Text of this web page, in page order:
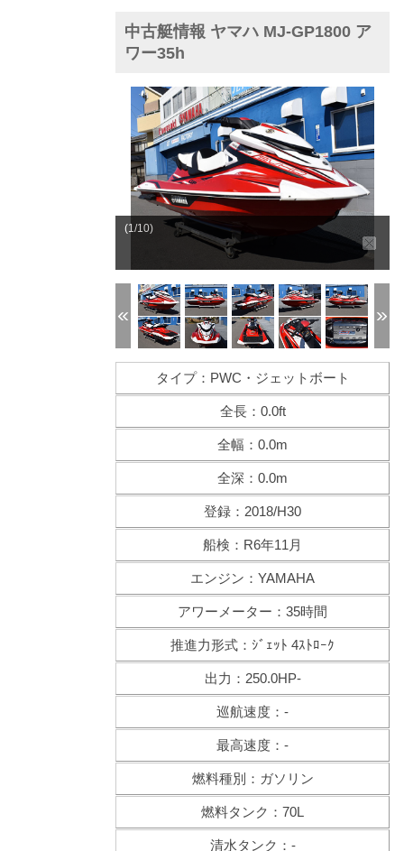
中古艇情報 ヤマハ MJ-GP1800 ア
ワー35h
(1/10)
タイプ：PWC・ジェットボート
全長：0.0ft
全幅：0.0m
全深：0.0m
登録：2018/H30
船検：R6年11月
エンジン：YAMAHA
アワーメーター：35時間
推進力形式：ｼﾞｪｯﾄ 4ｽﾄﾛｰｸ
出力：250.0HP-
巡航速度：-
最高速度：-
燃料種別：ガソリン
燃料タンク：70L
清水タンク：-